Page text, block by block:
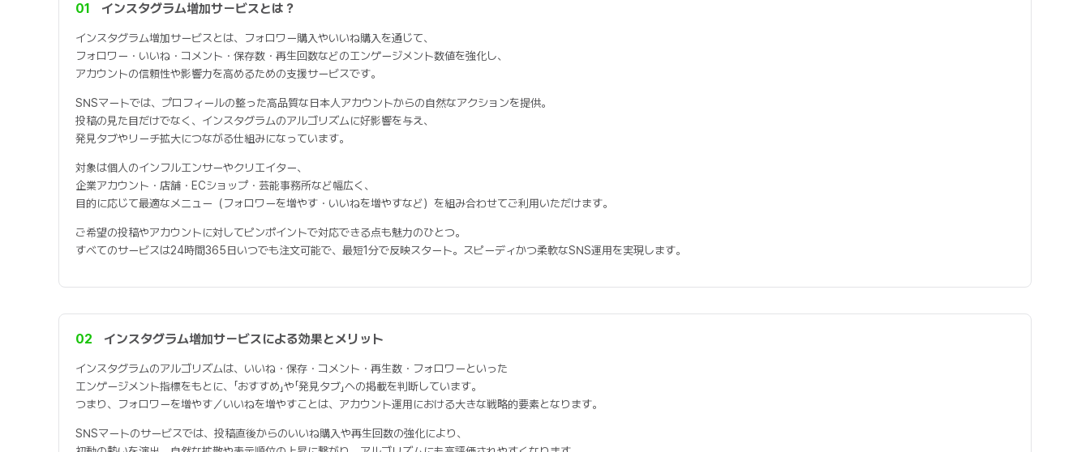
01 インスタグラム増加サービスとは？
インスタグラム増加サービスとは、フォロワー購入やいいね購入を通じて、
フォロワー・いいね・コメント・保存数・再生回数などのエンゲージメント数値を強化し、
アカウントの信頼性や影響力を高めるための支援サービスです。
SNSマートでは、プロフィールの整った高品質な日本人アカウントからの自然なアクションを提供。
投稿の見た目だけでなく、インスタグラムのアルゴリズムに好影響を与え、
発見タブやリーチ拡大につながる仕組みになっています。
対象は個人のインフルエンサーやクリエイター、
企業アカウント・店舗・ECショップ・芸能事務所など幅広く、
目的に応じて最適なメニュー（フォロワーを増やす・いいねを増やすなど）を組み合わせてご利用いただけます。
ご希望の投稿やアカウントに対してピンポイントで対応できる点も魅力のひとつ。
すべてのサービスは24時間365日いつでも注文可能で、最短1分で反映スタート。スピーディかつ柔軟なSNS運用を実現します。
02 インスタグラム増加サービスによる効果とメリット
インスタグラムのアルゴリズムは、いいね・保存・コメント・再生数・フォロワーといった
エンゲージメント指標をもとに、「おすすめ」や「発見タブ」への掲載を判断しています。
つまり、フォロワーを増やす／いいねを増やすことは、アカウント運用における大きな戦略的要素となります。
SNSマートのサービスでは、投稿直後からのいいね購入や再生回数の強化により、